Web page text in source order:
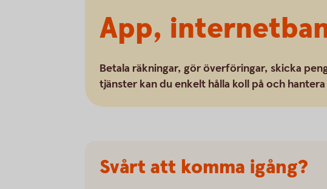
App,
Betala räkningar, gör överföringar, skicka
tjänster kan du enkelt hålla koll på och
Svårt att komma igång?